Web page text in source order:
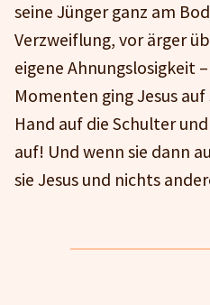
seine Jünger ganz am
Verzweiflung, vor ärger
eigene Ahnungslosigkeit
Momenten ging Jesus
Hand auf die Schulter
auf! Und wenn sie dann
sie Jesus und nichts